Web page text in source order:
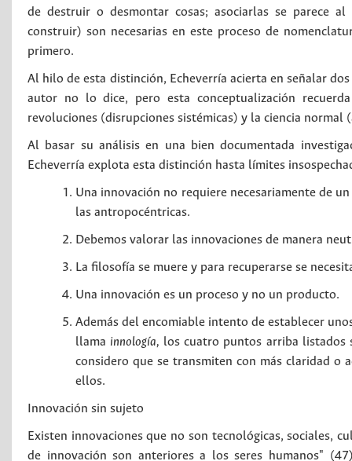
de destruir o desmontar cosas; asociarlas se parece
construir) son necesarias en este proceso de
primero.
Al hilo de esta distinción, Echeverría acierta en señalar
autor no lo dice, pero esta conceptualización
revoluciones (disrupciones sistémicas) y la ciencia normal
Al basar su análisis en una bien documentada
Echeverría explota esta distinción hasta límites
Una innovación no requiere necesariamente de
las antropocéntricas.
Debemos valorar las innovaciones de manera
La filosofía se muere y para recuperarse se
Una innovación es un proceso y no un producto.
Además del encomiable intento de establecer
llama innología, los cuatro puntos arriba listados
considero que se transmiten con más claridad o
ellos.
Innovación sin sujeto
Existen innovaciones que no son tecnológicas, sociales,
de innovación son anteriores a los seres humanos"